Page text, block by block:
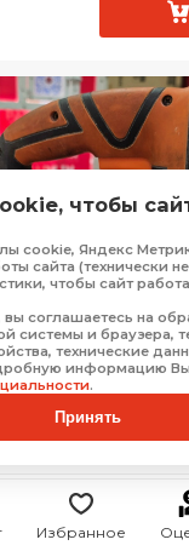
Избранное
M лпэ 850р
50
чтобы
cookie, Яндекс
сайта (технически
чтобы сайт
соглашаетесь на
системы и браузера,
технические
информацию
.
Принять